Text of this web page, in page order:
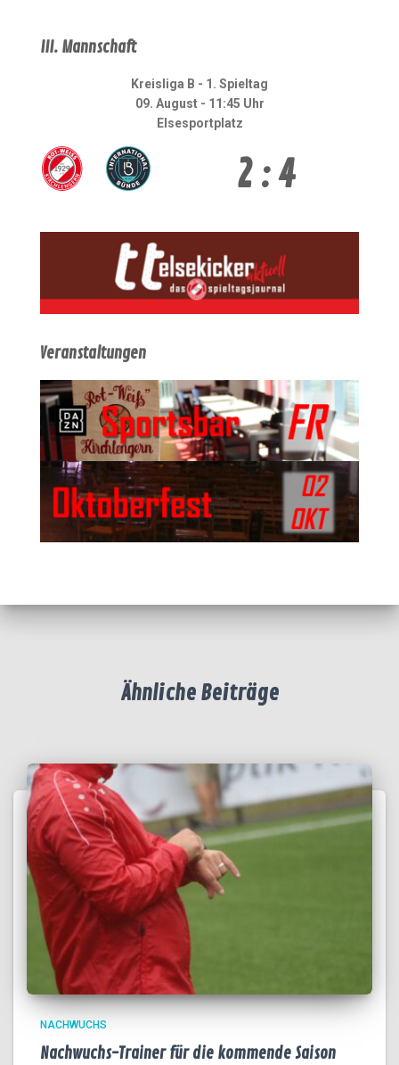
III. Mannschaft
Kreisliga B - 1. Spieltag
09. August - 11:45 Uhr
Elsesportplatz
2 : 4
Veranstaltungen
Ähnliche Beiträge
NACHWUCHS
Nachwuchs-Trainer für die kommende Saison